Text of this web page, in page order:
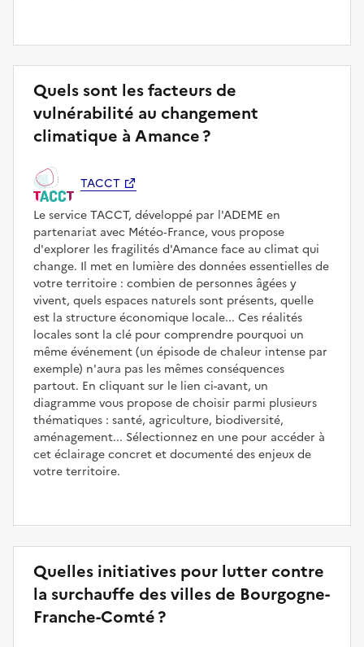
Quels sont les facteurs de
vulnérabilité au changement
climatique à Amance ?
TACCT
Le service TACCT, développé par l'ADEME en
partenariat avec Météo‑France, vous propose
d'explorer les fragilités d'Amance face au climat qui
change. Il met en lumière des données essentielles de
votre territoire : combien de personnes âgées y
vivent, quels espaces naturels sont présents, quelle
est la structure économique locale... Ces réalités
locales sont la clé pour comprendre pourquoi un
même événement (un épisode de chaleur intense par
exemple) n'aura pas les mêmes conséquences
partout. En cliquant sur le lien ci-avant, un
diagramme vous propose de choisir parmi plusieurs
thématiques : santé, agriculture, biodiversité,
aménagement... Sélectionnez en une pour accéder à
cet éclairage concret et documenté des enjeux de
votre territoire.
Quelles initiatives pour lutter contre
la surchauffe des villes de Bourgogne-
Franche-Comté ?